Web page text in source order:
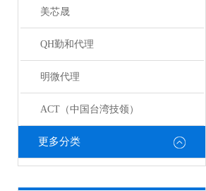
美芯晟
QH勤和代理
明微代理
ACT（中国台湾技领）
更多分类